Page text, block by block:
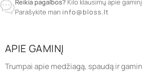
Reikia pagalbos? Kilo klausimų apie
Parašykite man info@bloss.lt
APIE GAMINĮ
Trumpai apie medžiagą, spaudą ir